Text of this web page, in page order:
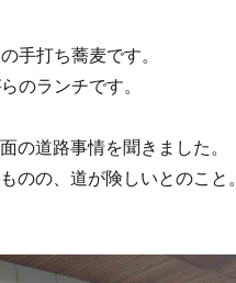
手打ち蕎麦です。
のランチです。
の道路事情を聞きました。
のの、道が険しいとのこと。